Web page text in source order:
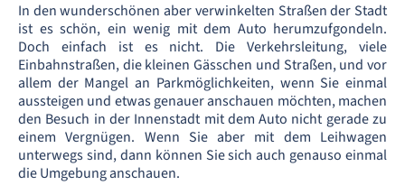
In den wunderschönen aber verwinkelten Straßen der Stadt
ist es schön, ein wenig mit dem Auto herumzufgondeln.
Doch einfach ist es nicht. Die Verkehrsleitung, viele
Einbahnstraßen, die kleinen Gässchen und Straßen, und vor
allem der Mangel an Parkmöglichkeiten, wenn Sie einmal
aussteigen und etwas genauer anschauen möchten, machen
den Besuch in der Innenstadt mit dem Auto nicht gerade zu
einem Vergnügen. Wenn Sie aber mit dem Leihwagen
unterwegs sind, dann können Sie sich auch genauso einmal
die Umgebung anschauen.